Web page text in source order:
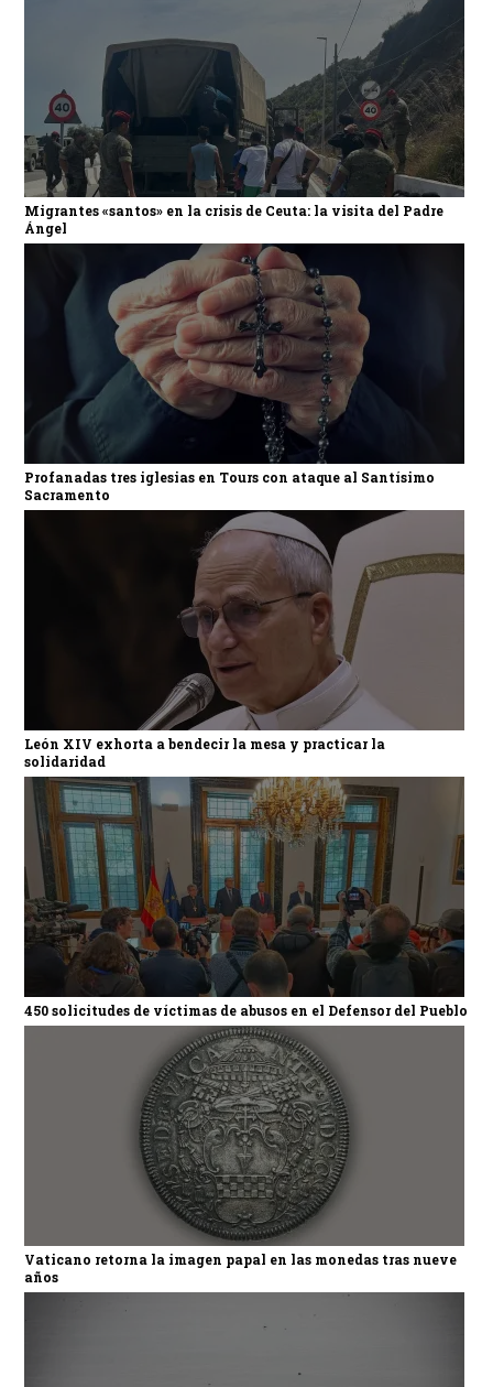
Migrantes «santos» en la crisis de Ceuta: la visita del Padre
Ángel
Profanadas tres iglesias en Tours con ataque al Santísimo
Sacramento
León XIV exhorta a bendecir la mesa y practicar la
solidaridad
450 solicitudes de víctimas de abusos en el Defensor del Pueblo
Vaticano retorna la imagen papal en las monedas tras nueve
años